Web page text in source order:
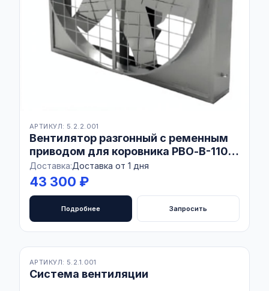
АРТИКУЛ: 5.2.2.001
Вентилятор разгонный с ременным
приводом для коровника РВО-В-1100
Combo AISI430
Доставка:Доставка от 1 дня
43 300 ₽
Подробнее Запросить
АРТИКУЛ: 5.2.1.001
Система вентиляции